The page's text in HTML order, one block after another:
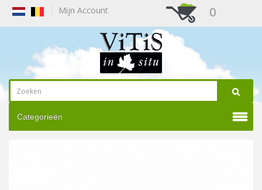
Mijn Account 0
Categorieën